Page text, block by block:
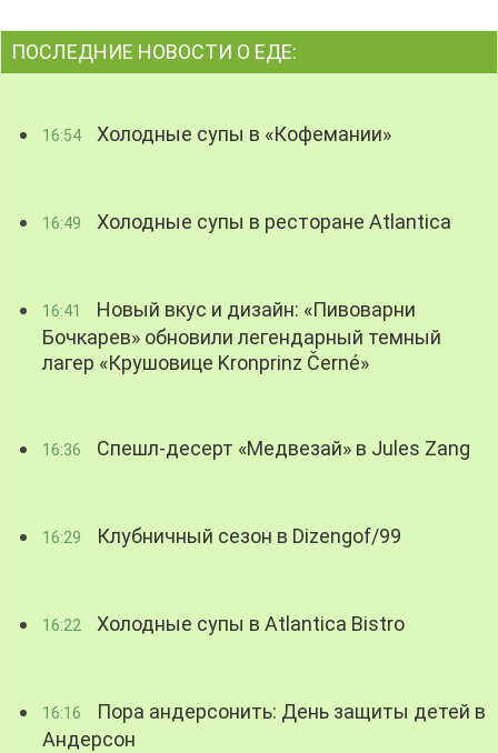
ПОСЛЕДНИЕ НОВОСТИ О ЕДЕ:
16:54 Холодные супы в «Кофемании»
16:49 Холодные супы в ресторане Atlantica
16:41
Новый вкус и дизайн: «Пивоварни
Бочкарев» обновили легендарный темный
лагер «Крушовице Kronprinz Černé»
16:36 Спешл-десерт «Медвезай» в Jules Zang
16:29 Клубничный сезон в Dizengof/99
16:22 Холодные супы в Atlantica Bistro
16:16
Пора андерсонить: День защиты детей в
Андерсон